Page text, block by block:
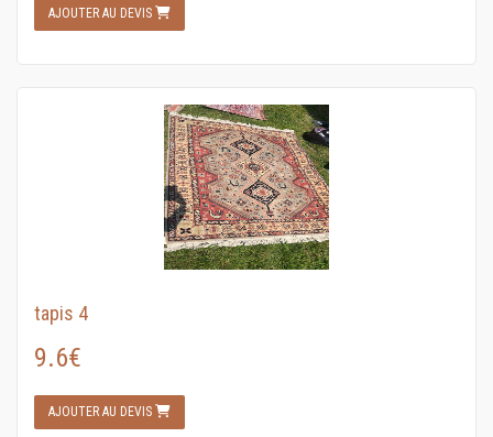
AJOUTER AU DEVIS
tapis 4
9.6€
AJOUTER AU DEVIS